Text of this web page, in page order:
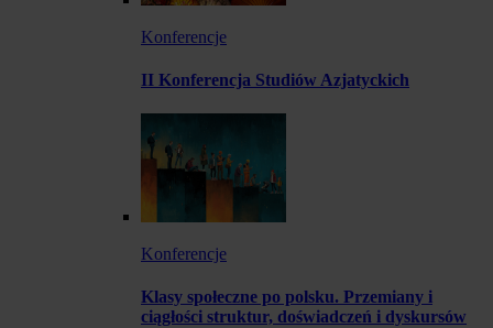
Konferencje
II Konferencja Studiów Azjatyckich
Konferencje
Klasy społeczne po polsku. Przemiany i
ciągłości struktur, doświadczeń i dyskursów